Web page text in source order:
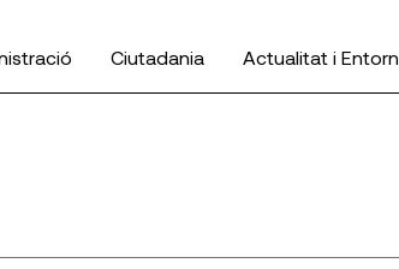
Ciutadania Actualitat i Entorn